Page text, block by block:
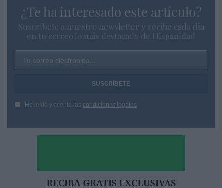
¿Te ha interesado este artículo?
Suscríbete a nuestro newsletter y recibe cada dia
en tu correo lo más destacado de Hispanidad
Tu correo electrónico...
He leído y acepto las condiciones legales